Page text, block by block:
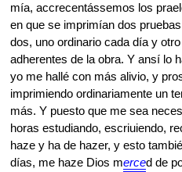
mía, accrecentássemos los
en que se imprimían dos
dos, uno ordinario cada día y
adherentes de la obra. Y ansí lo
yo me hallé con más alivio, y
imprimiendo ordinariamente un
más. Y puesto que me sea
horas estudiando, escriuiendo,
haze y ha de hazer, y esto
días, me haze Dios merced de